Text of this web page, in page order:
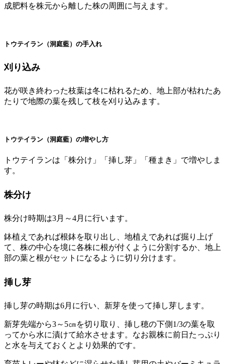
成肥料を株元から離した株の周囲に与えます。
トウテイラン（洞庭藍）の手入れ
刈り込み
花が咲き終わった枝葉は冬に枯れるため、地上部が枯れたあ
たりで地際の葉を残して枝を刈り込みます。
トウテイラン（洞庭藍）の増やし方
トウテイランは「株分け」「挿し芽」「種まき」で増やしま
す。
株分け
株分け時期は3月～4月に行います。
鉢植えであれば根鉢を取り出し、地植えであれば掘り上げ
て、株の中心を境に各株に根が付くように分割するか、地上
部の葉と根がセットになるように切り分けます。
挿し芽
挿し芽の時期は6月に行い、新芽を使って挿し芽します。
新芽先端から3～5㎝を切り取り、挿し穂の下側1/3の葉を取
ってから水に漬けて給水させます。なお親株に前日たっぷり
と水を与えておくとより効果的です。